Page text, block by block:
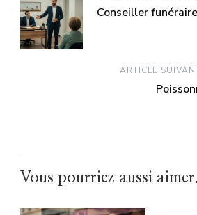
Conseiller funéraire
ARTICLE
Vous pourriez aussi